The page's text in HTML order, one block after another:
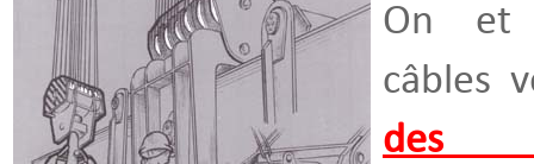
On et
câbles
des